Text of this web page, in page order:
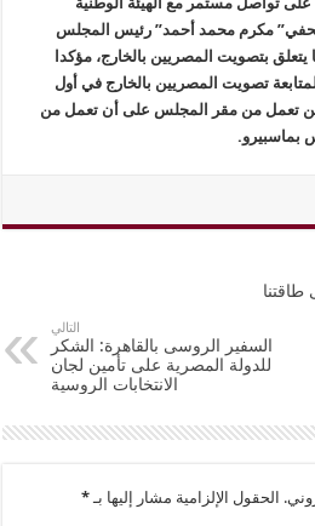
مكرم محمد أحمد” رئيس المجلس
يتعلق بتصويت المصريين بالخارج، مؤكدا
تصويت المصريين بالخارج في أول
لن تعمل من مقر المجلس على أن تعمل من
بماسبيرو.
التالي
السفير الروسى بالقاهرة: الشكر
للدولة المصرية على تأمين لجان
الانتخابات الروسية
الحقول الإلزامية مشار إليها بـ*